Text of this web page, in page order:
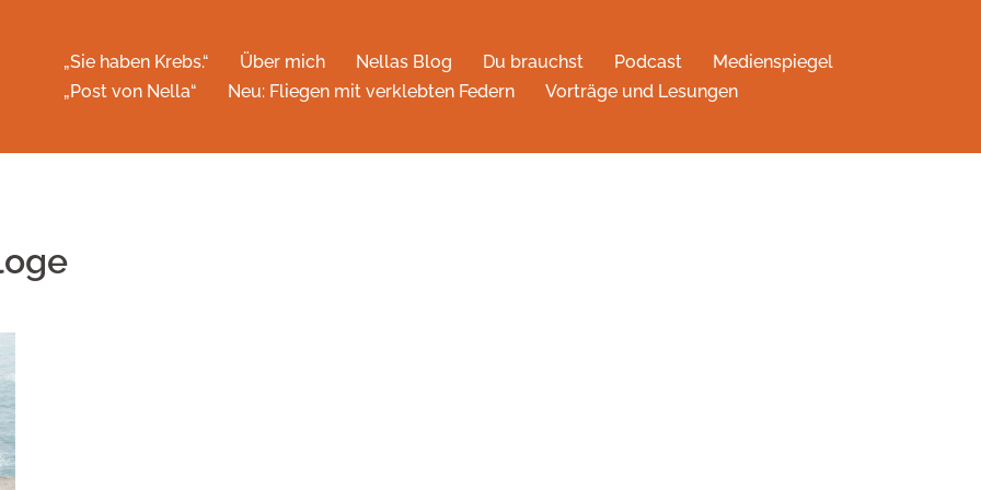
„Sie haben Krebs.“ Über mich Nellas Blog Du brauchst Podcast
Medienspiegel
„Post von Nella“
Neu: Fliegen mit verklebten Federn Vorträge und Lesungen